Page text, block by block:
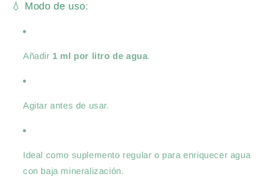
💧 Modo de uso:
Añadir 1 ml por litro de agua.
Agitar antes de usar.
Ideal como suplemento regular o para enriquecer agua
con baja mineralización.